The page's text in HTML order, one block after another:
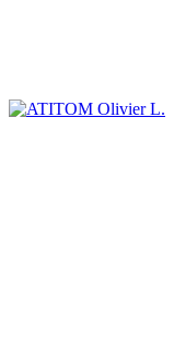
Olivier L.